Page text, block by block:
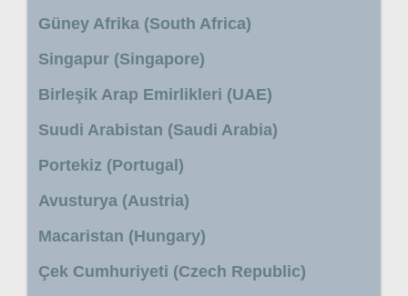
Güney Afrika (South Africa)
Singapur (Singapore)
Birleşik Arap Emirlikleri (UAE)
Suudi Arabistan (Saudi Arabia)
Portekiz (Portugal)
Avusturya (Austria)
Macaristan (Hungary)
Çek Cumhuriyeti (Czech Republic)